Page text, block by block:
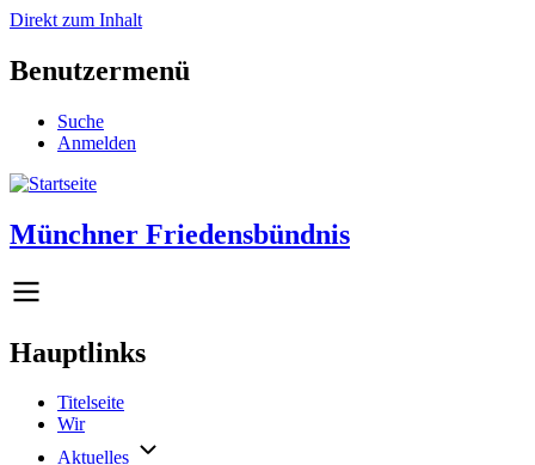
Direkt zum Inhalt
Benutzermenü
Suche
Anmelden
Münchner Friedensbündnis
Hauptlinks
Titelseite
Wir
Aktuelles